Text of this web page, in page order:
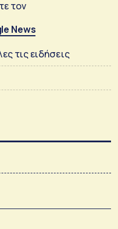
τον
News
τις ειδήσεις